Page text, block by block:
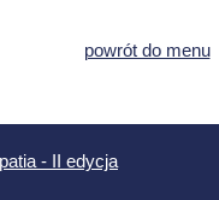
powrót do menu
- II edycja